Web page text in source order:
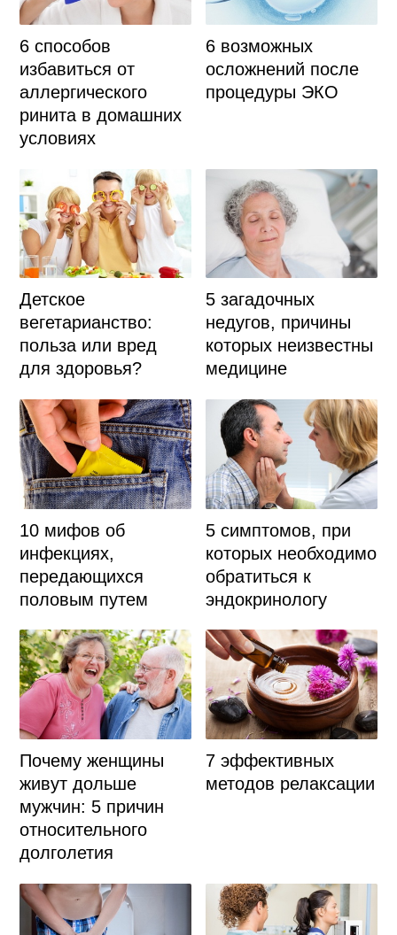
6 способов
избавиться от
аллергического
ринита в домашних
условиях
6 возможных
осложнений после
процедуры ЭКО
Детское
вегетарианство:
польза или вред
для здоровья?
5 загадочных
недугов, причины
которых неизвестны
медицине
10 мифов об
инфекциях,
передающихся
половым путем
5 симптомов, при
которых необходимо
обратиться к
эндокринологу
Почему женщины
живут дольше
мужчин: 5 причин
относительного
долголетия
7 эффективных
методов релаксации